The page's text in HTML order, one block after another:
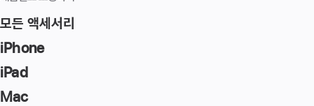
모든 액세서리
iPhone
iPad
Mac